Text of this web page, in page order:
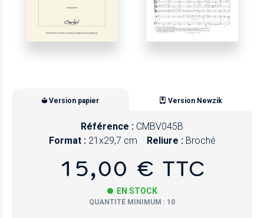
Version papier Version Newzik
Référence : CMBV045B
Format : 21x29,7 cm Reliure : Broché
15,00 € TTC
EN STOCK
QUANTITÉ MINIMUM : 10